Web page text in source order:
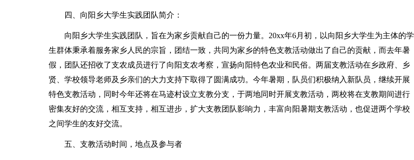
四、向阳乡大学生实践团队简介：
向阳乡大学生实践团队，旨在为家乡贡献自己的一份力量。20xx年6月初，以向阳乡大学生为主体的学
生群体秉承着服务家乡人民的宗旨，团结一致，共同为家乡的特色支教活动做出了自己的贡献，而去年暑
假，团队还招收了支农成员进行了向阳支农考察，宣扬向阳特色农业和民俗。两届支教活动在乡政府、乡
贤、学校领导老师及乡亲们的大力支持下取得了圆满成功。今年暑期，队员们积极纳入新队员，继续开展
特色支教活动，同时今年还将在马迹村设立支教分支，于两地同时开展支教活动，两校将在支教期间进行
密集友好的交流，相互支持，相互进步，扩大支教团队影响力，丰富向阳暑期支教活动，也促进两个学校
之间学生的友好交流。
五、支教活动时间，地点及参与者